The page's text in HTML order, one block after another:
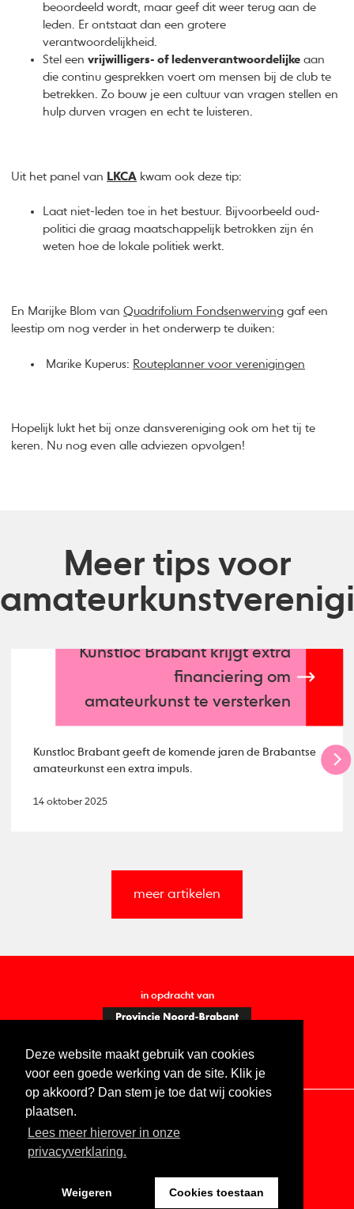
Deze website maakt gebruik van cookies
voor een goede werking van de site. Klik je
op akkoord? Dan stem je toe dat wij cookies
plaatsen.
Lees meer hierover in onze
privacyverklaring.
Weigeren Cookies toestaan
beoordeeld wordt, maar geef dit weer terug aan de
leden. Er ontstaat dan een grotere
verantwoordelijkheid.
Stel eenvrijwilligers- of ledenverantwoordelijke aan
die continu gesprekken voert om mensen bij de club te
betrekken. Zo bouw je een cultuur van vragen stellen en
hulp durven vragen en echt te luisteren.
Uit het panel van LKCA kwam ook deze tip:
Laat niet-leden toe in het bestuur. Bijvoorbeeld oud-
politici die graag maatschappelijk betrokken zijn én
weten hoe de lokale politiek werkt.
En Marijke Blom vanQuadrifolium Fondsenwerving gaf een
leestip om nog verder in het onderwerp te duiken:
Marike Kuperus: Routeplanner voor verenigingen
Hopelijk lukt het bij onze dansvereniging ook om het tij te
keren. Nu nog even alle adviezen opvolgen!
Meer tips voor
Kunstloc Brabant krijgt extra
financiering om
amateurkunst te versterken
Kunstloc Brabant geeft de komende jaren de Brabantse
amateurkunst een extra impuls.
14 oktober 2025
meer artikelen
in opdracht van
Contact Vacatures ANBI
Digitale toegankelijkheid